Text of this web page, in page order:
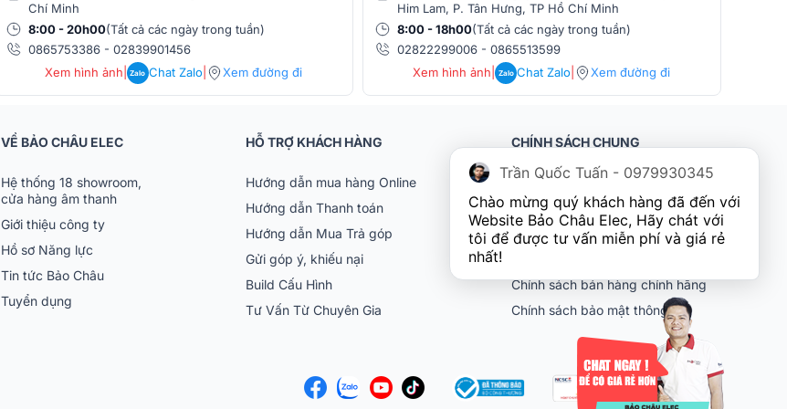
Chí Minh
8:00 - 20h00(Tất cả các ngày trong tuần)
0865753386 -02839901456
Xem hình ảnh
Zalo Chat Zalo| Xem đường đi
Him Lam, P. Tân Hưng, TP Hồ Chí Minh
8:00 - 18h00(Tất cả các ngày trong tuần)
02822299006- 0865513599
Xem hình ảnh | Zalo Chat Zalo Xem đường đi
VỀ BẢO CHÂU ELEC
Hệ thống 18 showroom,
cửa hàng âm thanh
Giới thiệu công ty
Hồ sơ Năng lực
Tin tức Bảo Châu
Tuyển dụng
HỖ TRỢ KHÁCH HÀNG
Hướng dẫn mua hàng Online
Hướng dẫn Thanh toán
Hướng dẫn Mua Trả góp
Gửi góp ý, khiếu nại
Build Cấu Hình
Tư Vấn Từ Chuyên Gia
CHÍNH SÁCH CHUNG
Khách hàng doanh nghiệp (B2B)
Chính sách bảo hành
Chính sách đổi trả
Chính sách bán hàng chính hãng
Chính sách bảo mật thông tin
Trần Quốc Tuấn - 0979930345
Chào mừng quý khách hàng đã đến với
Website Bảo Châu Elec, Hãy chát với
tôi để được tư vấn miễn phí và giá rẻ
nhất!